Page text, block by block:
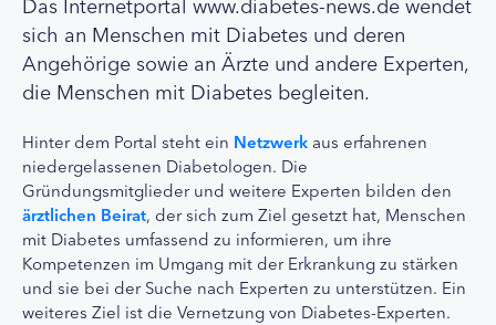
sich an Menschen mit Diabetes und deren
Angehörige sowie an Ärzte und andere Experten,
die Menschen mit Diabetes begleiten.
Hinter dem Portal steht ein Netzwerk aus erfahrenen
niedergelassenen Diabetologen. Die
Gründungsmitglieder und weitere Experten bilden den
ärztlichen Beirat, der sich zum Ziel gesetzt hat, Menschen
mit Diabetes umfassend zu informieren, um ihre
Kompetenzen im Umgang mit der Erkrankung zu stärken
und sie bei der Suche nach Experten zu unterstützen. Ein
weiteres Ziel ist die Vernetzung von Diabetes-Experten.